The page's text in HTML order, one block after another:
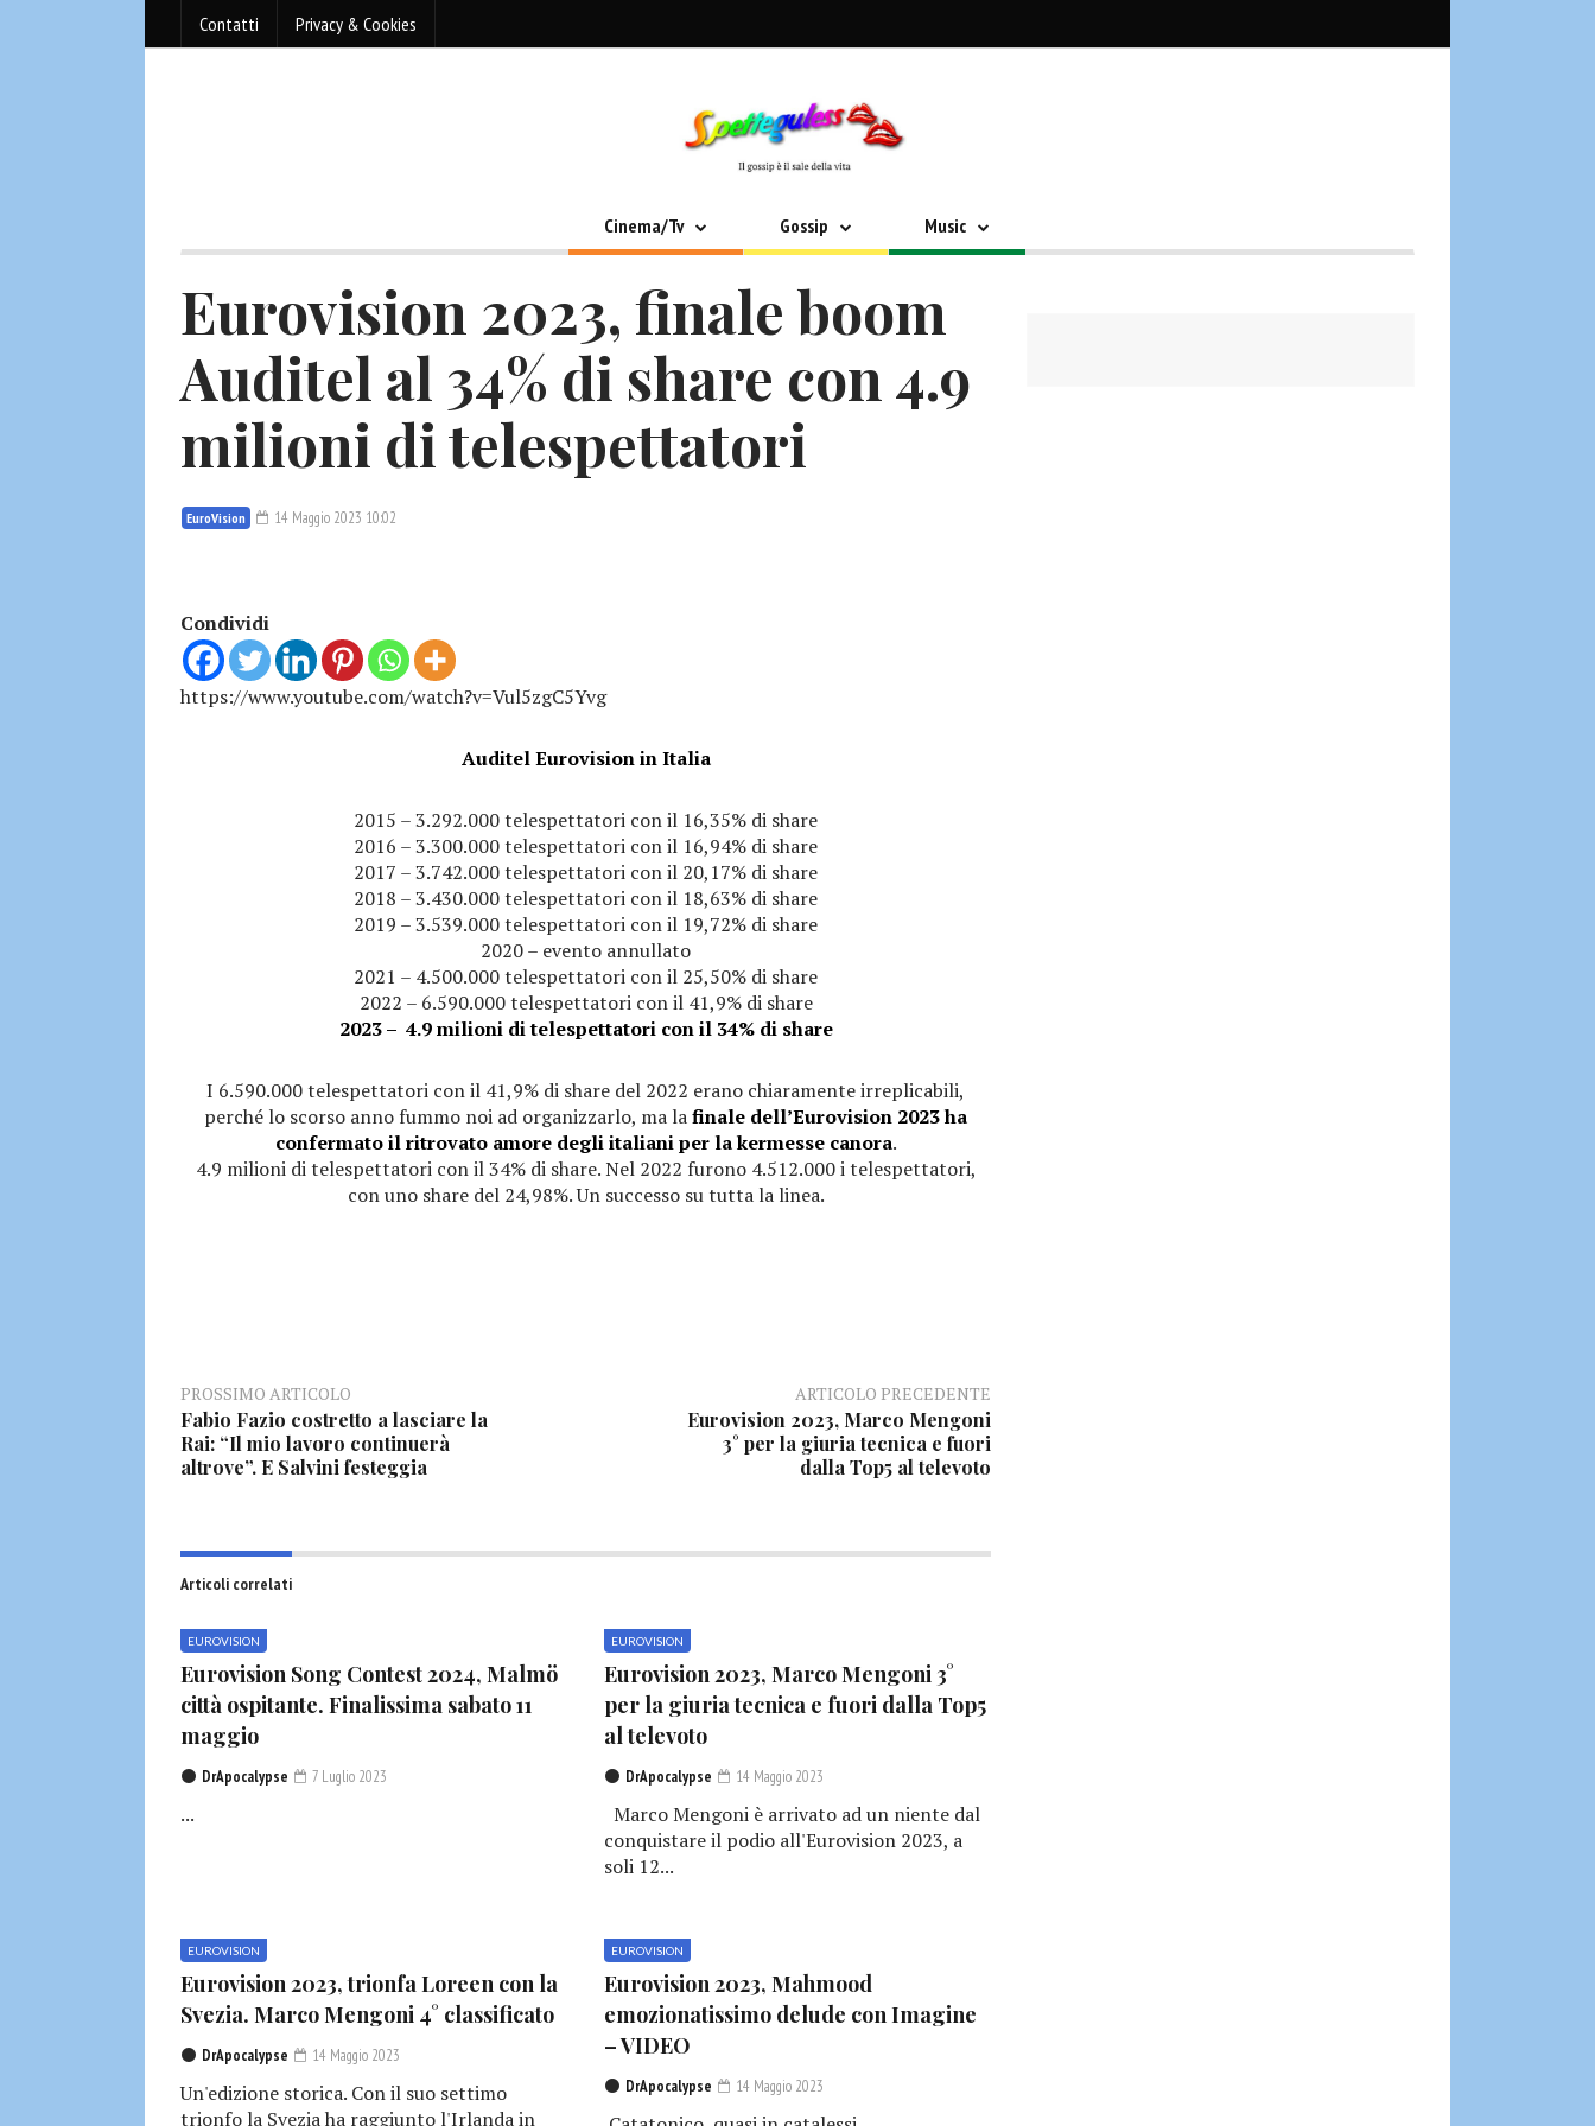
Contatti Privacy & Cookies
Cinema/Tv Gossip Music
Eurovision 2023, finale boom
Auditel al 34% di share con 4.9
milioni di telespettatori
EuroVision 14 Maggio 2023 10:02
Condividi
https://www.youtube.com/watch?v=Vul5zgC5Yvg
Auditel Eurovision in Italia
2015 – 3.292.000 telespettatori con il 16,35% di share
2016 – 3.300.000 telespettatori con il 16,94% di share
2017 – 3.742.000 telespettatori con il 20,17% di share
2018 – 3.430.000 telespettatori con il 18,63% di share
2019 – 3.539.000 telespettatori con il 19,72% di share
2020 – evento annullato
2021 – 4.500.000 telespettatori con il 25,50% di share
2022 – 6.590.000 telespettatori con il 41,9% di share
2023 – 4.9 milioni di telespettatori con il 34% di share
I 6.590.000 telespettatori con il 41,9% di share del 2022 erano chiaramente irreplicabili,
perché lo scorso anno fummo noi ad organizzarlo, ma lafinale dell’Eurovision 2023 ha
confermato il ritrovato amore degli italiani per la kermesse canora.
4.9 milioni di telespettatori con il 34% di share. Nel 2022 furono 4.512.000 i telespettatori,
con uno share del 24,98%. Un successo su tutta la linea.
PROSSIMO ARTICOLO
Fabio Fazio costretto a lasciare la
Rai: “Il mio lavoro continuerà
altrove”. E Salvini festeggia
ARTICOLO PRECEDENTE
Eurovision 2023, Marco Mengoni
3° per la giuria tecnica e fuori
dalla Top5 al televoto
Articoli correlati
EUROVISION
Eurovision Song Contest 2024, Malmö
città ospitante. Finalissima sabato 11
maggio
DrApocalypse 7 Luglio 2023
...
EUROVISION
Eurovision 2023, Marco Mengoni 3°
per la giuria tecnica e fuori dalla Top5
al televoto
DrApocalypse 14 Maggio 2023
Marco Mengoni è arrivato ad un niente dal
conquistare il podio all'Eurovision 2023, a
soli 12...
EUROVISION
Eurovision 2023, trionfa Loreen con la
Svezia. Marco Mengoni 4° classificato
DrApocalypse 14 Maggio 2023
Un'edizione storica. Con il suo settimo
trionfo la Svezia ha raggiunto l'Irlanda in
EUROVISION
Eurovision 2023, Mahmood
emozionatissimo delude con Imagine
– VIDEO
DrApocalypse 14 Maggio 2023